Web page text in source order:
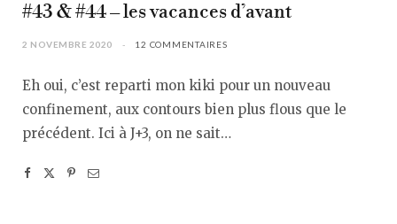
#43 & #44 – les vacances d’avant
2 NOVEMBRE 2020 12 COMMENTAIRES
Eh oui, c’est reparti mon kiki pour un nouveau
confinement, aux contours bien plus flous que le
précédent. Ici à J+3, on ne sait…